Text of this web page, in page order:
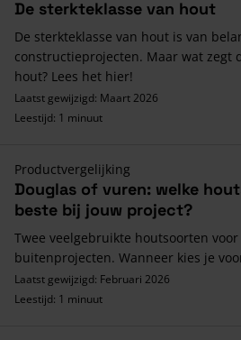
De sterkteklasse van hout
De sterkteklasse van hout is van
constructieprojecten. Maar wat zegt
hout? Lees het hier!
Laatst gewijzigd: Maart 2026
Leestijd: 1 minuut
Productvergelijking
Douglas of vuren: welke
beste bij jouw project?
Twee veelgebruikte houtsoorten
buitenprojecten. Wanneer kies je
Laatst gewijzigd: Februari 2026
Leestijd: 1 minuut